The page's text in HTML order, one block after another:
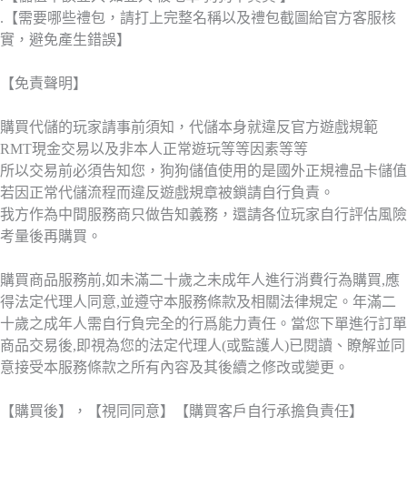
.【需要哪些禮包，請打上完整名稱以及禮包截圖給官方客服核
實，避免產生錯誤】
【免責聲明】
購買代儲的玩家請事前須知，代儲本身就違反官方遊戲規範
RMT現金交易以及非本人正常遊玩等等因素等等
所以交易前必須告知您，狗狗儲值使用的是國外正規禮品卡儲值
若因正常代儲流程而違反遊戲規章被鎖請自行負責。
我方作為中間服務商只做告知義務，還請各位玩家自行評估風險
考量後再購買。
購買商品服務前,如未滿二十歲之未成年人進行消費行為購買,應
得法定代理人同意,並遵守本服務條款及相關法律規定。年滿二
十歲之成年人需自行負完全的行爲能力責任。當您下單進行訂單
商品交易後,即視為您的法定代理人(或監護人)已閱讀、瞭解並同
意接受本服務條款之所有內容及其後續之修改或變更。
【購買後】，【視同同意】【購買客戶自行承擔負責任】